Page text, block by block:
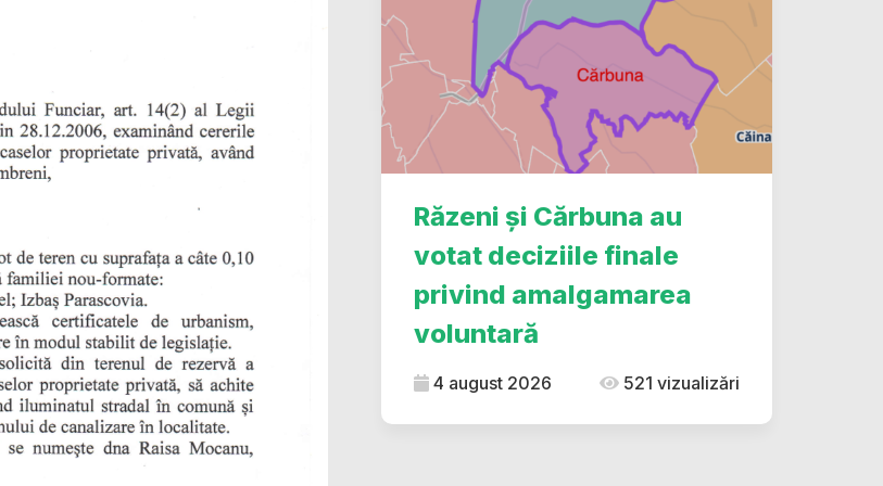
Răzeni și Cărbuna au
votat deciziile finale
privind amalgamarea
voluntară
4 august 2026 521 vizualizări